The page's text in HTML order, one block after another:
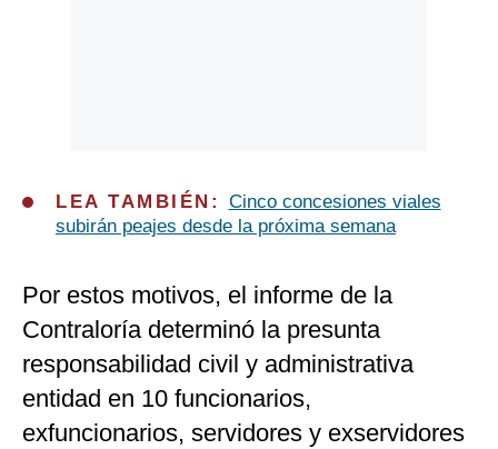
LEA TAMBIÉN: Cinco concesiones viales
subirán peajes desde la próxima semana
Por estos motivos, el informe de la
Contraloría determinó la presunta
responsabilidad civil y administrativa
entidad en 10 funcionarios,
exfuncionarios, servidores y exservidores